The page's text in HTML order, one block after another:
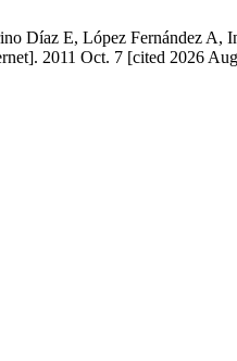
Díaz E, López Fernández A,
2011 Oct. 7 [cited 2026